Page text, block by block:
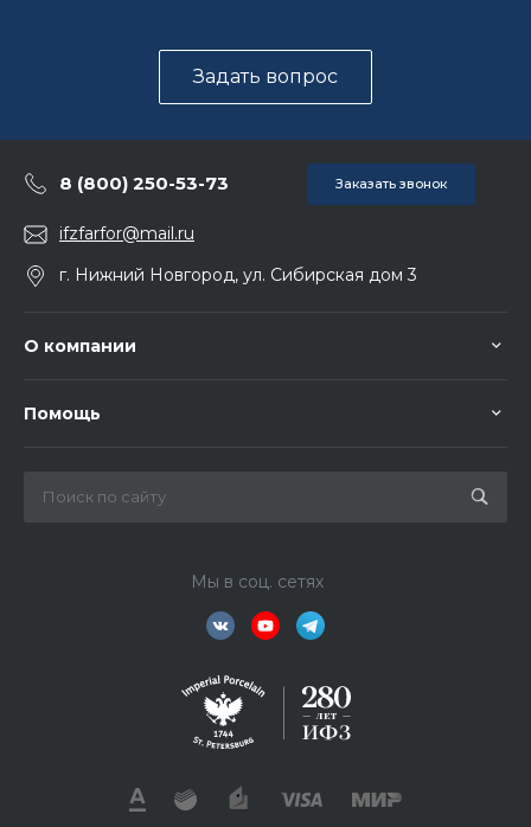
Задать вопрос
8 (800) 250-53-73 Заказать звонок
ifzfarfor@mail.ru
г. Нижний Новгород, ул. Сибирская дом 3
О компании
Помощь
Мы в соц. сетях